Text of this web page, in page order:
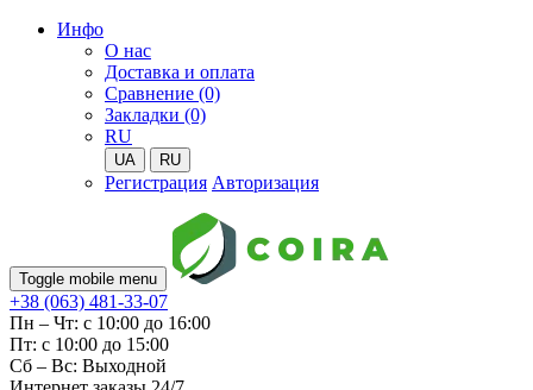
Инфо
О нас
Доставка и оплата
Сравнение (0)
Закладки (0)
RU
UA RU
Регистрация Авторизация
Toggle mobile menu
+38 (063) 481-33-07
Пн – Чт: с 10:00 до 16:00
Пт: с 10:00 до 15:00
Сб – Вс: Выходной